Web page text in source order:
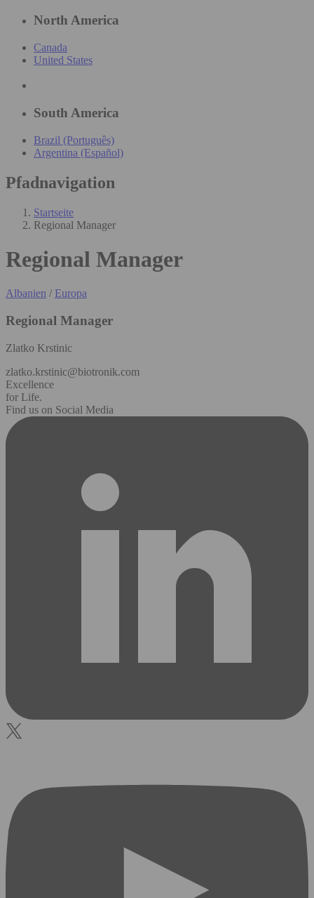
North America
Canada
United States
South America
Brazil (Português)
Argentina (Español)
Pfadnavigation
Startseite
Regional Manager
Regional Manager
Albanien / Europa
Regional Manager
Zlatko Krstinic
zlatko.krstinic@biotronik.com
Excellence
for Life.
Find us on Social Media